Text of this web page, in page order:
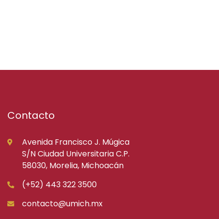
Contacto
Avenida Francisco J. Múgica
S/N Ciudad Universitaria C.P.
58030, Morelia, Michoacán
(+52) 443 322 3500
contacto@umich.mx